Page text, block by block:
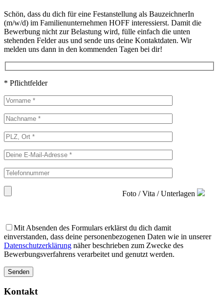
Schön, dass du dich für eine Festanstellung als BauzeichnerIn
(m/w/d) im Familienunternehmen HOFF interessierst. Damit die
Bewerbung nicht zur Belastung wird, fülle einfach die unten
stehenden Felder aus und sende uns deine Kontaktdaten. Wir
melden uns dann in den kommenden Tagen bei dir!
* Pflichtfelder
Foto / Vita / Unterlagen
Mit Absenden des Formulars erklärst du dich damit
einverstanden, dass deine personenbezogenen Daten wie in unserer
Datenschutzerklärung näher beschrieben zum Zwecke des
Bewerbungsverfahrens verarbeitet und genutzt werden.
Kontakt